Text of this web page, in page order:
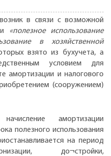
в связи с возможной
«полезное использование
в хозяйственной
взято из бухучета, а
условием для
амортизации и налогового
(сооружением)
амортизации
полезного использования
на период
до¬стройки,